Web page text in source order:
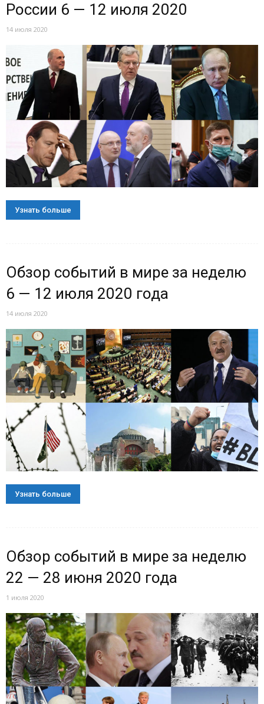
России 6 — 12 июля 2020
14 июля 2020
Узнать больше
Обзор событий в мире за неделю
6 — 12 июля 2020 года
14 июля 2020
Узнать больше
Обзор событий в мире за неделю
22 — 28 июня 2020 года
1 июля 2020